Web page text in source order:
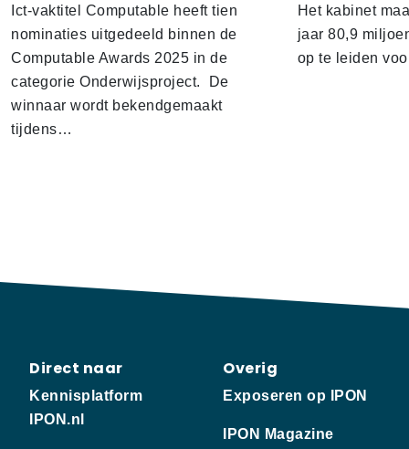
Ict-vaktitel Computable heeft tien
nominaties uitgedeeld binnen de
Computable Awards 2025 in de
categorie Onderwijsproject. De
winnaar wordt bekendgemaakt
tijdens…
Het kabinet
jaar 80,9
op te leiden
Direct naar
Kennisplatform
IPON.nl
Overig
Exposeren op IPON
IPON Magazine